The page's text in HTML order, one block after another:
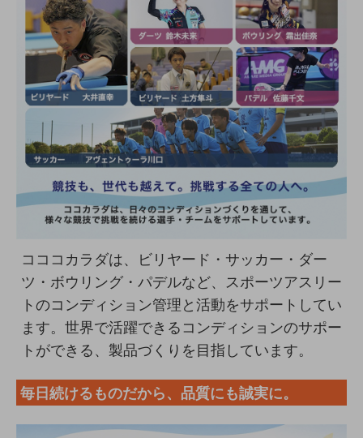
コココカラダは、ビリヤード・サッカー・ダー
ツ・ボウリング・パデルなど、スポーツアスリー
トのコンディション管理と活動をサポートしてい
ます。世界で活躍できるコンディションのサポー
トができる、製品づくりを目指しています。
毎日続けるものだから、品質にも誠実に。